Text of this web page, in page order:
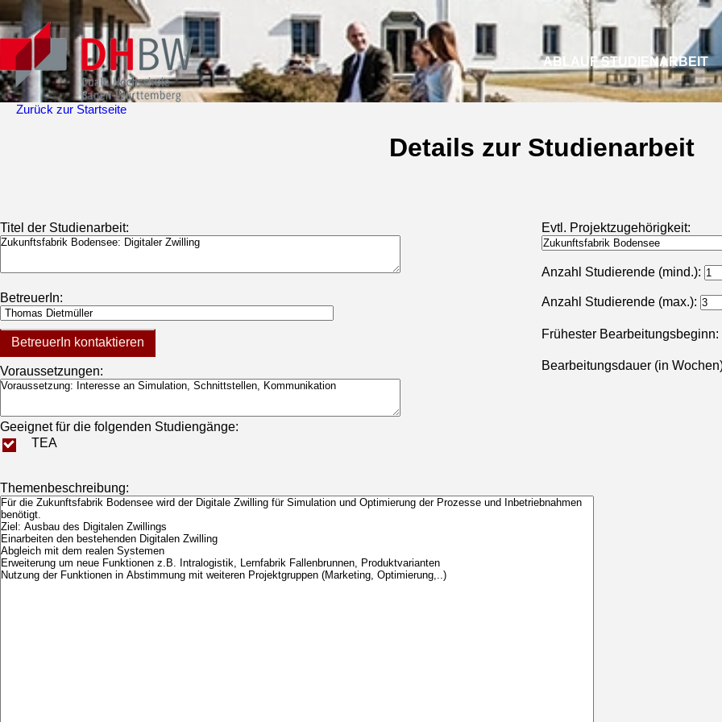
ABLAUF STUDIENARBEIT
Zurück zur Startseite
Details zur Studienarbeit
Titel der Studienarbeit:
BetreuerIn:
BetreuerIn kontaktieren
Voraussetzungen:
Evtl. Projektzugehörigkeit:
Anzahl Studierende (mind.):
Anzahl Studierende (max.):
Frühester Bearbeitungsbeginn:
Bearbeitungsdauer (in
Geeignet für die folgenden Studiengänge:
TEA
Themenbeschreibung: